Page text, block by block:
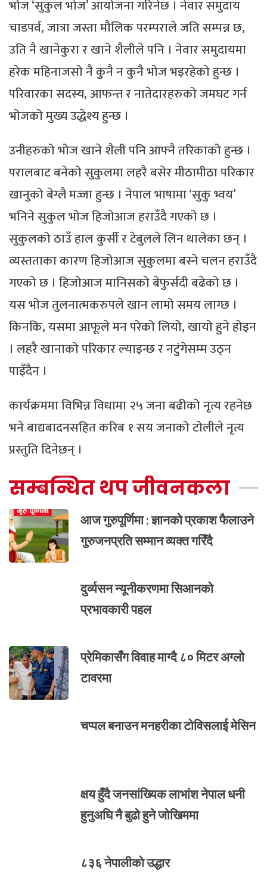
भोज ‘सुकुल भोज’ आयोजना गरिनेछ । नेवार समुदाय
चाडपर्व, जात्रा जस्ता मौलिक परम्पराले जति सम्पन्न छ,
उति नै खानेकुरा र खाने शैलीले पनि । नेवार समुदायमा
हरेक महिनाजसो नै कुुनै न कुनै भोज भइरहेको हुन्छ ।
परिवारका सदस्य, आफन्त र नातेदारहरुको जमघट गर्न
भोजको मुख्य उद्धेश्य हुन्छ ।
उनीहरुको भोज खाने शैली पनि आफ्नै तरिकाको हुन्छ ।
परालबाट बनेको सुकुलमा लहरै बसेर मीठामीठा परिकार
खानुको बेग्लै मज्जा हुन्छ । नेपाल भाषामा ‘सुकु भ्वय’
भनिने सुकुल भोज हिजोआज हराउँदै गएको छ ।
सुकुलको ठाउँ हाल कुर्सी र टेबुलले लिन थालेका छन् ।
व्यस्तताका कारण हिजोआज सुकुलमा बस्ने चलन हराउँदै
गएको छ । हिजोआज मानिसको बेफुर्सदी बढेको छ ।
यस भोज तुलनात्मकरुपले खान लामो समय लाग्छ ।
किनकि, यसमा आफूले मन परेको लियो, खायो हुने होइन
। लहरै खानाको परिकार ल्याइन्छ र नटुंगेसम्म उठ्न
पाइँदैन ।
कार्यक्रममा विभिन्न विधामा २५ जना बढीको नृत्य रहनेछ
भने बाद्यबादनसहित करिब १ सय जनाको टोलीले नृत्य
प्रस्तुति दिनेछन् ।
सम्बन्धित थप जीवनकला
आज गुरुपूर्णिमा : ज्ञानको प्रकाश फैलाउने
गुरुजनप्रति सम्मान व्यक्त गरिँदै
दुर्व्यसन न्यूनीकरणमा सिआनको
प्रभावकारी पहल
प्रेमिकासँग विवाह माग्दै ८० मिटर अग्लो
टावरमा
चप्पल बनाउन मनहरीका टोविसलाई मेसिन
क्षय हुँदै जनसांख्यिक लाभांश नेपाल धनी
हुनुअघि नै बुढो हुने जोखिममा
८३६ नेपालीको उद्धार